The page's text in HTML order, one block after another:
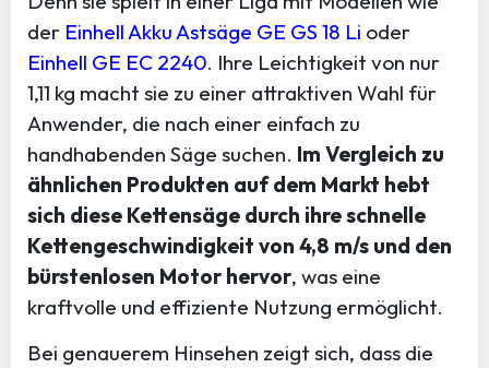
der Einhell Akku Astsäge GE GS 18 Li oder
Einhell GE EC 2240. Ihre Leichtigkeit von nur
1,11 kg macht sie zu einer attraktiven Wahl für
Anwender, die nach einer einfach zu
handhabenden Säge suchen. Im Vergleich zu
ähnlichen Produkten auf dem Markt hebt
sich diese Kettensäge durch ihre schnelle
Kettengeschwindigkeit von 4,8 m/s und den
bürstenlosen Motor hervor, was eine
kraftvolle und effiziente Nutzung ermöglicht.
Bei genauerem Hinsehen zeigt sich, dass die